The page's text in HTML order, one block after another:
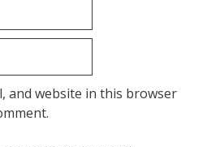
and website in this browser